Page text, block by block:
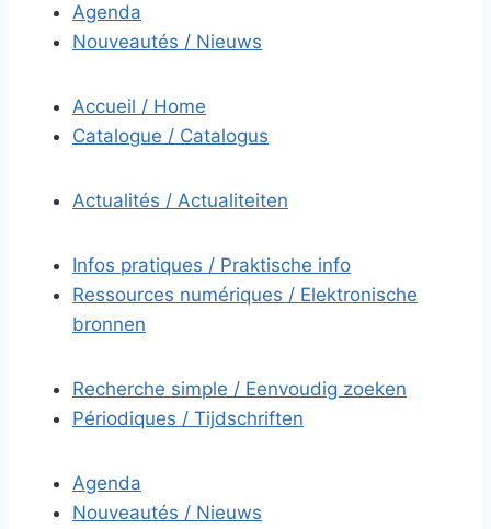
Agenda
Nouveautés / Nieuws
Accueil / Home
Catalogue / Catalogus
Actualités / Actualiteiten
Infos pratiques / Praktische info
Ressources numériques / Elektronische
bronnen
Recherche simple / Eenvoudig zoeken
Périodiques / Tijdschriften
Agenda
Nouveautés / Nieuws